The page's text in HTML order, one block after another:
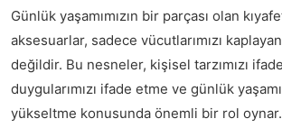
Günlük yaşamımızın bir parçası olan
aksesuarlar, sadece vücutlarımızı
değildir. Bu nesneler, kişisel tarzımızı
duygularımızı ifade etme ve günlük
yükseltme konusunda önemli bir rol